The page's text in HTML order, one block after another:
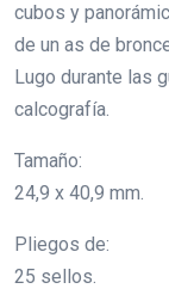
cubos y
de un as de
Lugo durante las
calcografía.
Tamaño:
24,9 x 40,9 mm.
Pliegos de:
25 sellos.